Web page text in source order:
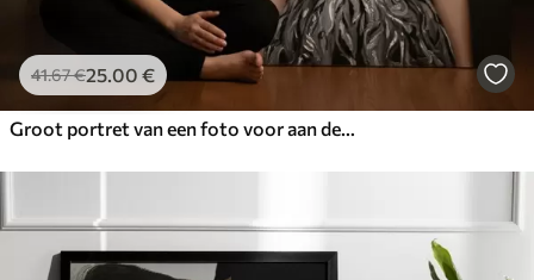
41.67€25.00 €
Groot portret van een foto voor aan de muur